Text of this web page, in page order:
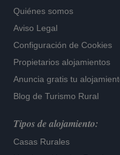
Quiénes somos
Aviso Legal
Configuración de Cookies
Propietarios alojamientos
Anuncia gratis tu
Blog de Turismo Rural
Tipos de alojamiento:
Casas Rurales